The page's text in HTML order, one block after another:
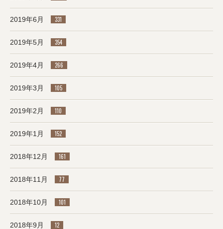
2019年6月 331
2019年5月 354
2019年4月 266
2019年3月 105
2019年2月 110
2019年1月 152
2018年12月 161
2018年11月 77
2018年10月 101
2018年9月 12